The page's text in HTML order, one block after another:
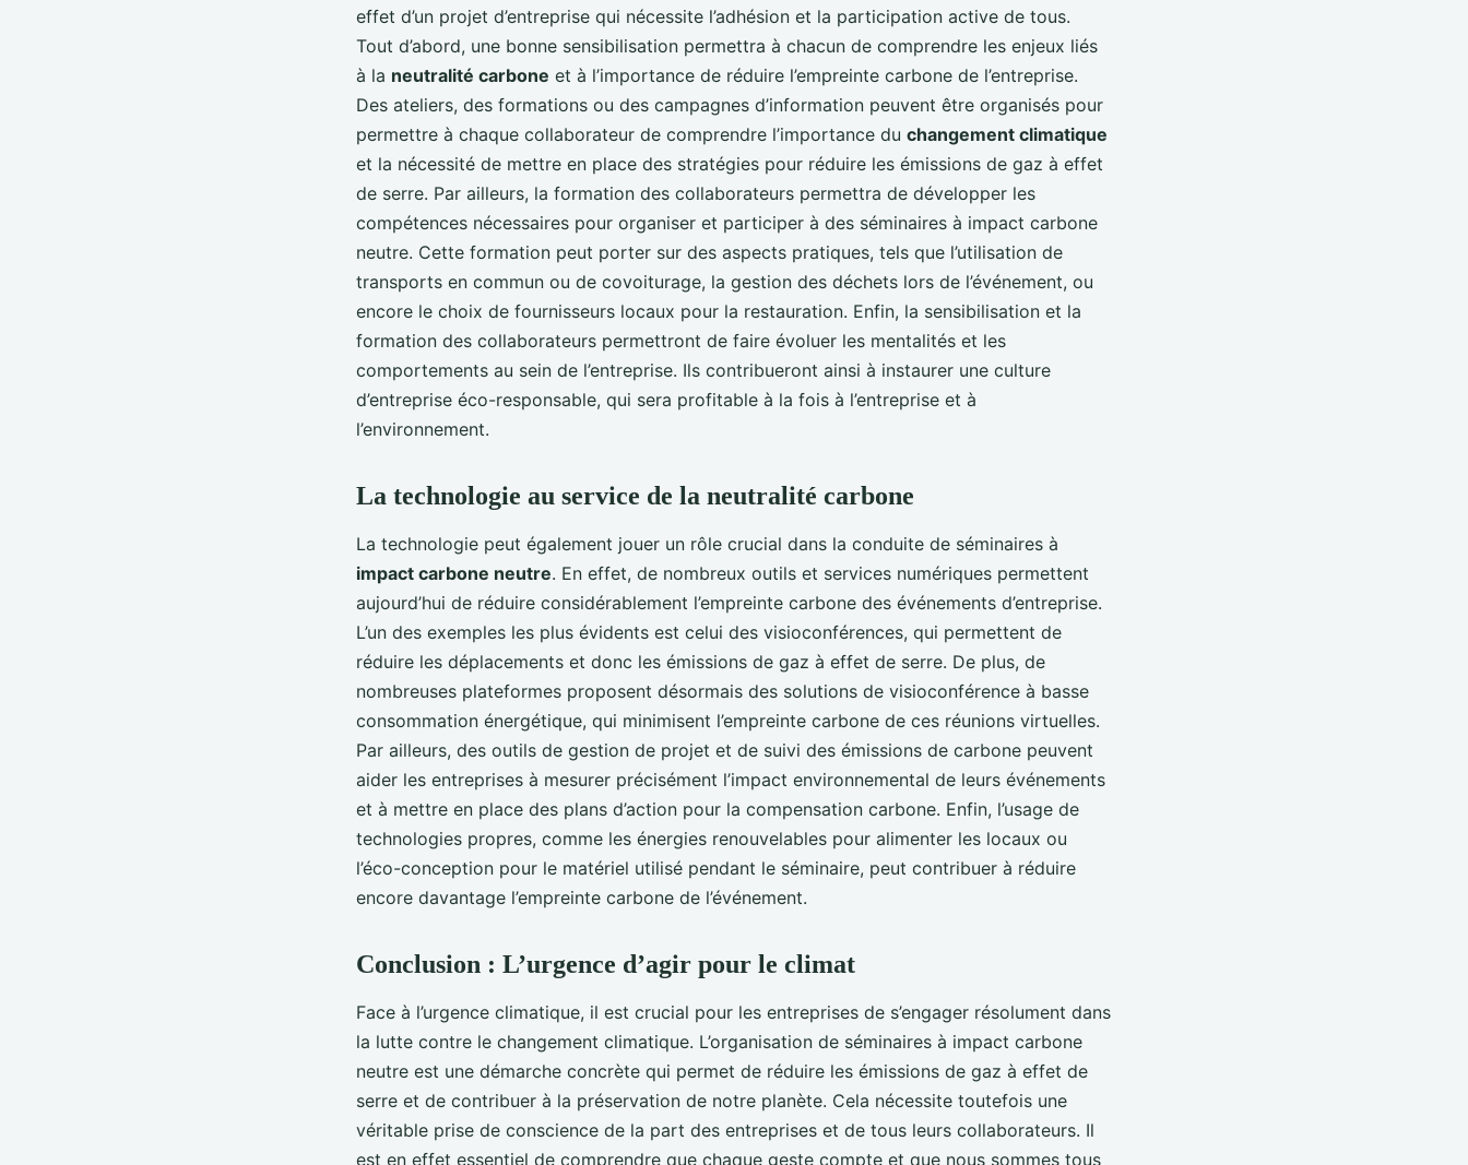
effet d’un projet d’entreprise qui nécessite l’adhésion et la participation active de tous.
Tout d’abord, une bonne sensibilisation permettra à chacun de comprendre les enjeux liés
à la neutralité carbone et à l’importance de réduire l’empreinte carbone de l’entreprise.
Des ateliers, des formations ou des campagnes d’information peuvent être organisés pour
permettre à chaque collaborateur de comprendre l’importance du changement climatique
et la nécessité de mettre en place des stratégies pour réduire les émissions de gaz à effet
de serre. Par ailleurs, la formation des collaborateurs permettra de développer les
compétences nécessaires pour organiser et participer à des séminaires à impact carbone
neutre. Cette formation peut porter sur des aspects pratiques, tels que l’utilisation de
transports en commun ou de covoiturage, la gestion des déchets lors de l’événement, ou
encore le choix de fournisseurs locaux pour la restauration. Enfin, la sensibilisation et la
formation des collaborateurs permettront de faire évoluer les mentalités et les
comportements au sein de l’entreprise. Ils contribueront ainsi à instaurer une culture
d’entreprise éco-responsable, qui sera profitable à la fois à l’entreprise et à
l’environnement.
La technologie au service de la neutralité carbone
La technologie peut également jouer un rôle crucial dans la conduite de séminaires à
impact carbone neutre. En effet, de nombreux outils et services numériques permettent
aujourd’hui de réduire considérablement l’empreinte carbone des événements d’entreprise.
L’un des exemples les plus évidents est celui des visioconférences, qui permettent de
réduire les déplacements et donc les émissions de gaz à effet de serre. De plus, de
nombreuses plateformes proposent désormais des solutions de visioconférence à basse
consommation énergétique, qui minimisent l’empreinte carbone de ces réunions virtuelles.
Par ailleurs, des outils de gestion de projet et de suivi des émissions de carbone peuvent
aider les entreprises à mesurer précisément l’impact environnemental de leurs événements
et à mettre en place des plans d’action pour la compensation carbone. Enfin, l’usage de
technologies propres, comme les énergies renouvelables pour alimenter les locaux ou
l’éco-conception pour le matériel utilisé pendant le séminaire, peut contribuer à réduire
encore davantage l’empreinte carbone de l’événement.
Conclusion : L’urgence d’agir pour le climat
Face à l’urgence climatique, il est crucial pour les entreprises de s’engager résolument dans
la lutte contre le changement climatique. L’organisation de séminaires à impact carbone
neutre est une démarche concrète qui permet de réduire les émissions de gaz à effet de
serre et de contribuer à la préservation de notre planète. Cela nécessite toutefois une
véritable prise de conscience de la part des entreprises et de tous leurs collaborateurs. Il
est en effet essentiel de comprendre que chaque geste compte et que nous sommes tous